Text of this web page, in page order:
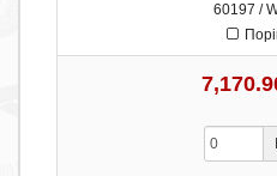
60197 /